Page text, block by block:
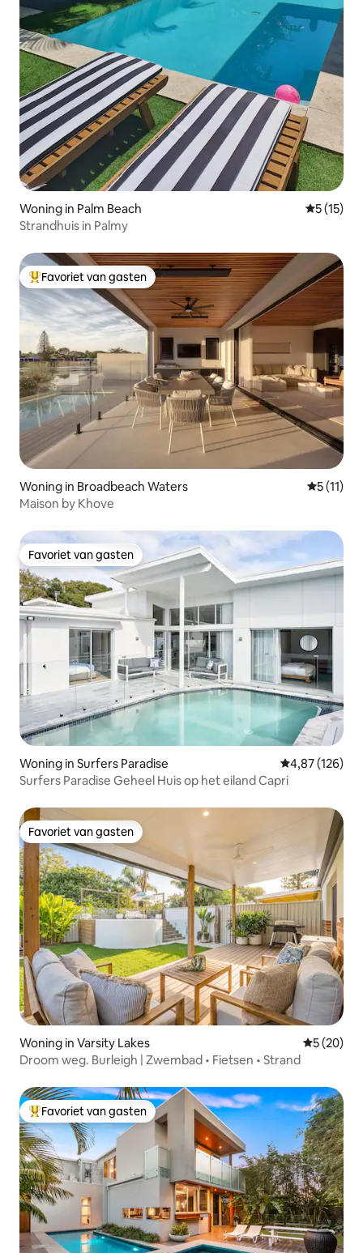
Woning in Palm Beach
5 (15)
Strandhuis in Palmy
Topfavoriet van gasten
Favoriet van gasten
Woning in Broadbeach Waters
5 (11)
Maison by Khove
Favoriet van gasten
Favoriet van gasten
Woning in Surfers Paradise Gemiddelde
4,87 (126)
Surfers Paradise Geheel Huis op het eiland Capri
Favoriet van gasten
Favoriet van gasten
Woning in Varsity Lakes
5 (20)
Droom weg. Burleigh | Zwembad • Fietsen • Strand
Topfavoriet van gasten
Favoriet van gasten